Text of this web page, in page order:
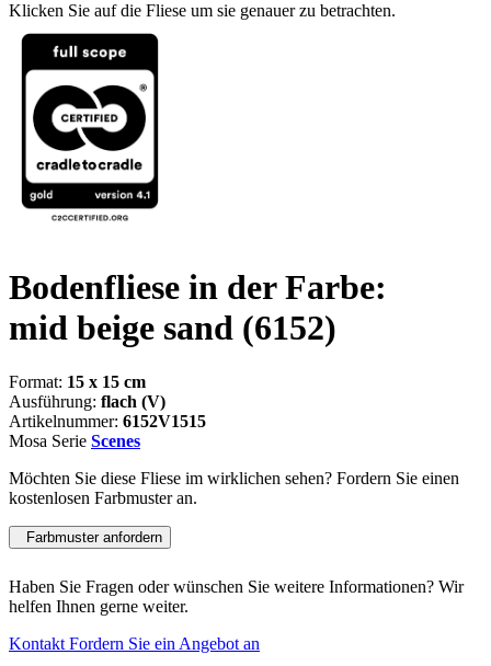
Klicken Sie auf die Fliese um sie genauer zu betrachten.
Bodenfliese in der Farbe:
mid beige sand (6152)
Format: 15 x 15 cm
Ausführung: flach (V)
Artikelnummer: 6152V1515
Mosa Serie Scenes
Möchten Sie diese Fliese im wirklichen sehen? Fordern Sie einen
kostenlosen Farbmuster an.
Farbmuster anfordern
Haben Sie Fragen oder wünschen Sie weitere Informationen? Wir
helfen Ihnen gerne weiter.
Kontakt Fordern Sie ein Angebot an